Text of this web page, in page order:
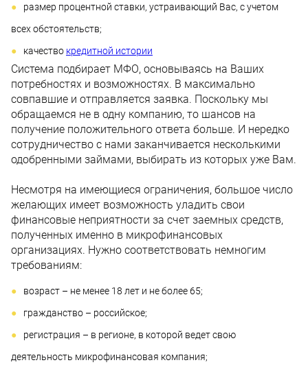
размер процентной ставки, устраивающий Вас, с учетом
всех обстоятельств;
качество кредитной истории
Система подбирает МФО, основываясь на Ваших
потребностях и возможностях. В максимально
совпавшие и отправляется заявка. Поскольку мы
обращаемся не в одну компанию, то шансов на
получение положительного ответа больше. И нередко
сотрудничество с нами заканчивается несколькими
одобренными займами, выбирать из которых уже Вам.
Несмотря на имеющиеся ограничения, большое число
желающих имеет возможность уладить свои
финансовые неприятности за счет заемных средств,
полученных именно в микрофинансовых
организациях. Нужно соответствовать немногим
требованиям:
возраст – не менее 18 лет и не более 65;
гражданство – российское;
регистрация – в регионе, в которой ведет свою
деятельность микрофинансовая компания;